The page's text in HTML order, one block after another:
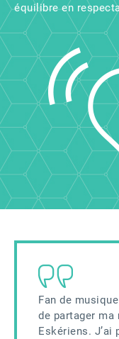
équilibre en
Fan de
de partager ma
Eskériens. J’ai